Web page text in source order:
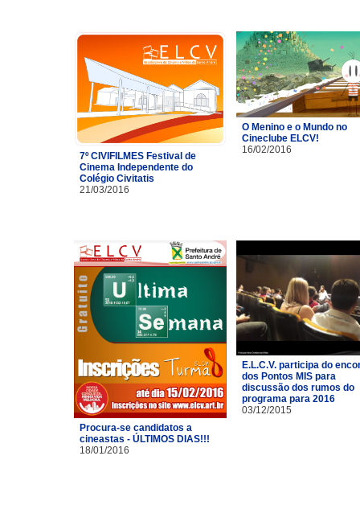
7º CIVIFILMES Festival de
Cinema Independente do
Colégio Civitatis
21/03/2016
O Menino e o Mundo no
Cineclube ELCV!
16/02/2016
Procura-se candidatos a
cineastas - ÚLTIMOS DIAS!!!
18/01/2016
E.L.C.V. participa do
dos Pontos MIS para
discussão dos rumos do
programa para 2016
03/12/2015